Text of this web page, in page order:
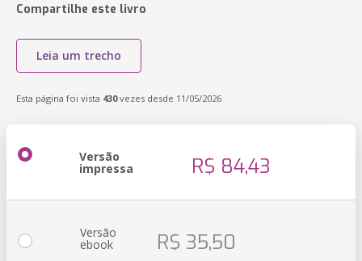
Compartilhe este livro
Leia um trecho
Esta página foi vista 430vezes desde 11/05/2026
Versão
impressa R$ 84,43
Versão
ebook R$ 35,50